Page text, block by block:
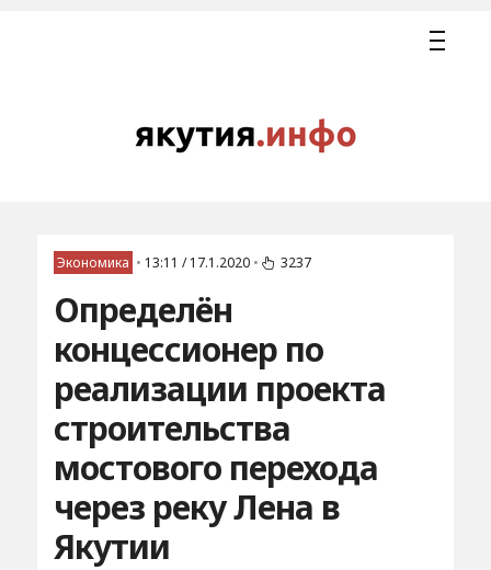
Экономика • 13:11 / 17.1.2020 • 3237
Определён
концессионер по
реализации проекта
строительства
мостового перехода
через реку Лена в
Якутии